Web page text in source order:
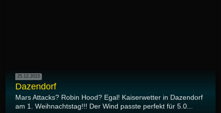
25.12.2015
Dazendorf
Mars Attacks? Robin Hood? Egal! Kaiserwetter in Dazendorf
am 1. Weihnachtstag!!! Der Wind passte perfekt für 5.0...